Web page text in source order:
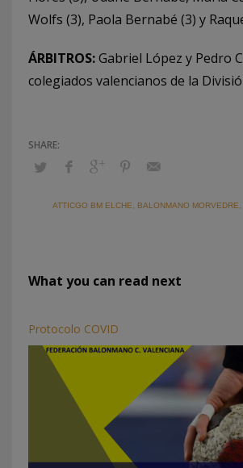
Wolfs (3), Paola Bernabé (3) y
ÁRBITROS:Gabriel López y Pedro
colegiados valencianos de la
ATTICGO BM ELCHE
BALONMANO MORVEDRE
What you can read next
Protocolo COVID